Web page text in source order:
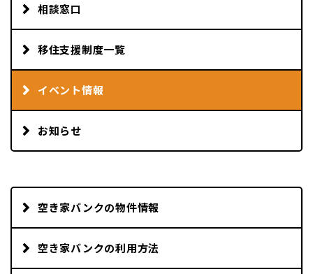
相談窓口
移住支援制度一覧
イベント情報
お知らせ
空き家バンクの物件情報
空き家バンクの利用方法